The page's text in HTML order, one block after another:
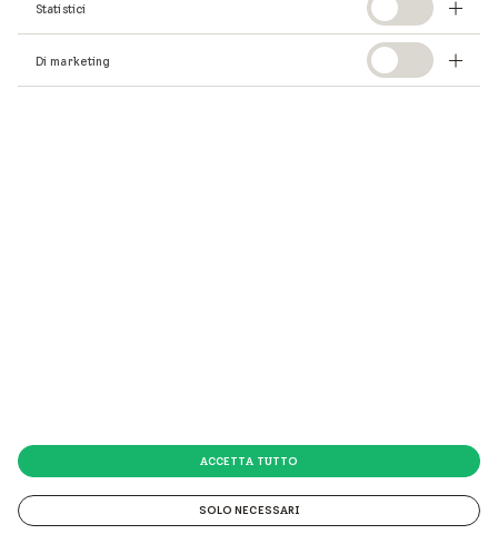
Statistici
Di marketing
SOLO NECESSARI
ACCETTA TUTTO
© 2026 VELUX Italia s.p.a. Via Strà 152 - 37030 Colognola ai Colli (VR) P.IVA 01337770232
© 2026 VELUX Italia s.p.a.